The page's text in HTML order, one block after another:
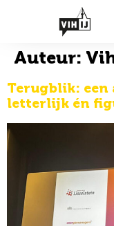
Auteur:
Terugblik: een
letterlijk én